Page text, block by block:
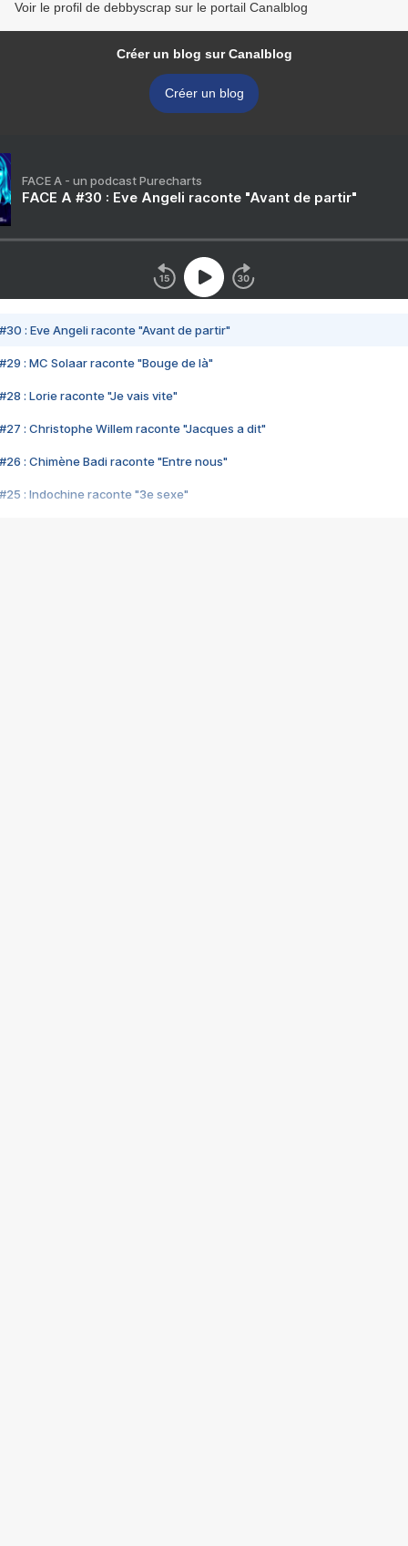
Voir le profil de debbyscrap sur le portail Canalblog
Créer un blog sur Canalblog
Créer un blog
FACE A - un podcast Purecharts
FACE A #30 : Eve Angeli raconte "Avant de partir"
#30 : Eve Angeli raconte "Avant de partir"
#29 : MC Solaar raconte "Bouge de là"
#28 : Lorie raconte "Je vais vite"
#27 : Christophe Willem raconte "Jacques a dit"
#26 : Chimène Badi raconte "Entre nous"
#25 : Indochine raconte "3e sexe"